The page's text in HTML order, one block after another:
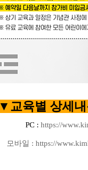
▼ 교육별 상세
PC : https://
모바일 : https://